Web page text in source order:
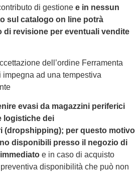
di gestione e in nessun
sul catalogo on line potrà
di revisione per eventuali vendite
dell’ordine Ferramenta
ad una tempestiva
evasi da magazzini periferici
logistiche dei
(dropshipping); per questo motivo
disponibili presso il negozio di
e in caso di acquisto
disponibilità che può non